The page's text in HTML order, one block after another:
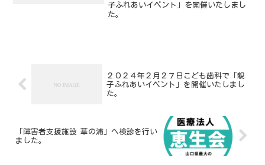
子ふれあいイベント」を開催いたしまし
た。
２０２４年２月２７日こども歯科で「親
子ふれあいイベント」を開催いたしまし
た。
「障害者支援施設 華の浦」へ検診を行い
ました。